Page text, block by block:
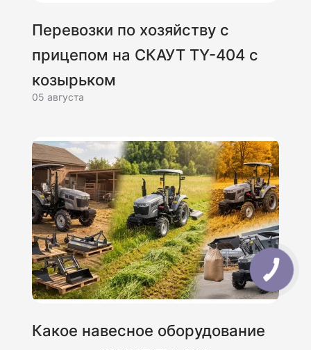
Перевозки по хозяйству с
прицепом на СКАУТ TY-404 с
козырьком
05 августа
Какое навесное оборудование